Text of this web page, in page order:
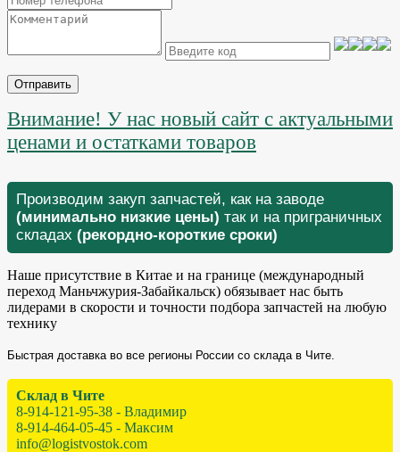
Отправить
Внимание! У нас новый сайт с актуальными
ценами и остатками товаров
Производим закуп запчастей, как на заводе
(минимально низкие цены) так и на приграничных
складах (рекордно-короткие сроки)
Наше присутствие в Китае и на границе (международный
переход Маньчжурия-Забайкальск) обязывает нас быть
лидерами в скорости и точности подбора запчастей на любую
технику
Быстрая доставка во все регионы России со склада в Чите.
Склад в Чите
8-914-121-95-38 - Владимир
8-914-464-05-45 - Максим
info@logistvostok.com